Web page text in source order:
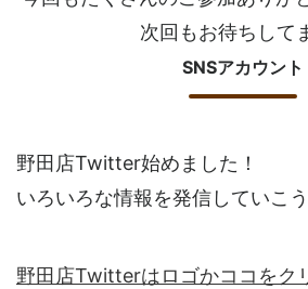
次回もお待ちして
SNSアカウント
野田店Twitter始めました！
いろいろな情報を発信していこ
野田店Twitterはロゴかココをク